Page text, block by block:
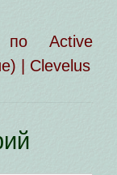
по Active
| Clevelus